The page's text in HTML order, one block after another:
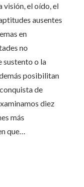
visión, el oído, el
ausentes
en
no
sustento o la
posibilitan
de
diez
más
que…